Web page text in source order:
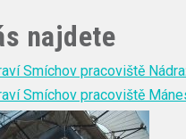
najdete
Smíchov pracoviště
Smíchov pracoviště